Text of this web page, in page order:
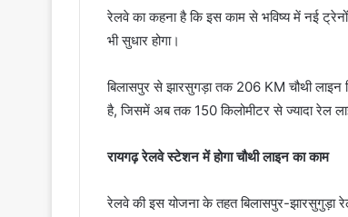
रेलवे का कहना है कि इस काम से भविष्य में नई
भी सुधार होगा।
बिलासपुर से झारसुगड़ा तक 206 KM चौथी लाइन
है, जिसमें अब तक 150 किलोमीटर से ज्यादा रेल
रायगढ़ रेलवे स्टेशन में होगा चौथी लाइन का काम
रेलवे की इस योजना के तहत बिलासपुर-झारसुगुड़ा